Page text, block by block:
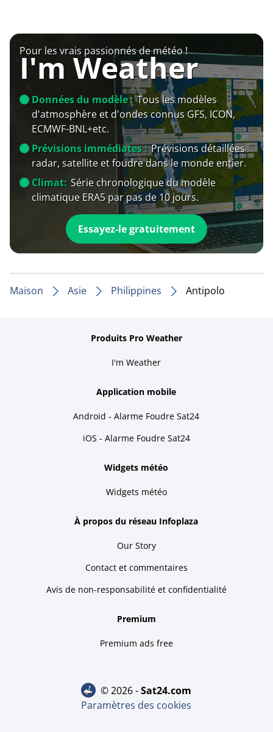
Pour les vrais passionnés de météo !
I'm Weather
Données du modèle : Tous les modèles
d'atmosphère et d'ondes connus GFS, ICON,
ECMWF-BNL+etc.
Prévisions immédiates : Prévisions détaillées
radar, satellite et foudre dans le monde entier.
Climat: Série chronologique du modèle
climatique ERA5 par pas de 10 jours.
Essayez-le gratuitement
Maison Asie Philippines Antipolo
Produits Pro Weather
I'm Weather
Application mobile
Android - Alarme Foudre Sat24
iOS - Alarme Foudre Sat24
Widgets météo
Widgets météo
À propos du réseau Infoplaza
Our Story
Contact et commentaires
Avis de non-responsabilité et confidentialité
Premium
Premium ads free
© 2026 - sat24.com
Paramètres des cookies